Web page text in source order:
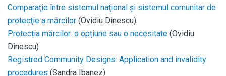
Comparaţie între sistemul naţional şi sistemul comunitar de
protecţie a mărcilor (Ovidiu Dinescu)
Protecția mărcilor: o opțiune sau o necesitate (Ovidiu
Dinescu)
Registred Community Designs: Application and invalidity
procedures (Sandra Ibanez)